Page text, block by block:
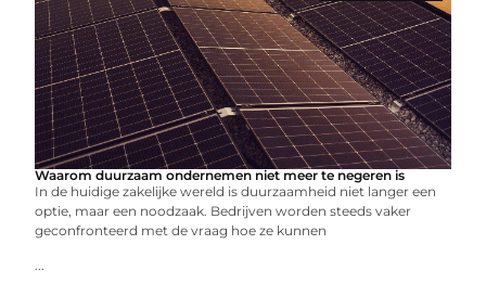
Waarom duurzaam ondernemen niet meer te negeren is
In de huidige zakelijke wereld is duurzaamheid niet langer een
optie, maar een noodzaak. Bedrijven worden steeds vaker
geconfronteerd met de vraag hoe ze kunnen
...